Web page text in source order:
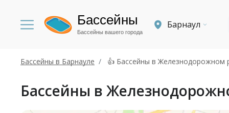
Бассейны
Бассейны вашего города
Барнаул
Бассейны в Барнауле 👍 Бассейны в Железнодорожном
Бассейны в